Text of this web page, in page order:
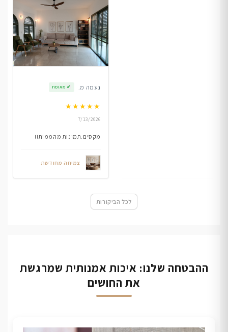
נעמה מ. ✔ מאומת
★★★★★
7/13/2026
מקסים.תמונות מהממות!!
צמיחה מחודשת
לכל הביקורות
ההבטחה שלנו: איכות אמנותית שמרגשת
את החושים